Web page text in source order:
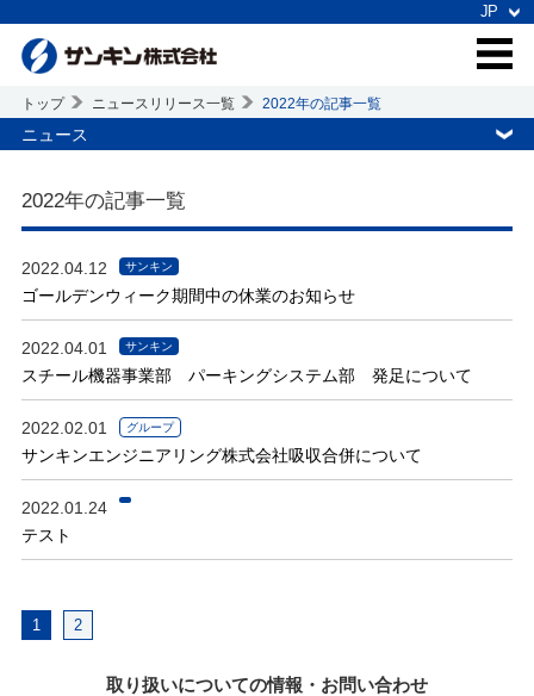
トップ ニュースリリース一覧 2022年の記事一覧
ニュース
2022年の記事一覧
2022.04.12 サンキン
ゴールデンウィーク期間中の休業のお知らせ
2022.04.01 サンキン
スチール機器事業部 パーキングシステム部 発足について
2022.02.01 グループ
サンキンエンジニアリング株式会社吸収合併について
2022.01.24
テスト
1 2
取り扱いについての情報・お問い合わせ